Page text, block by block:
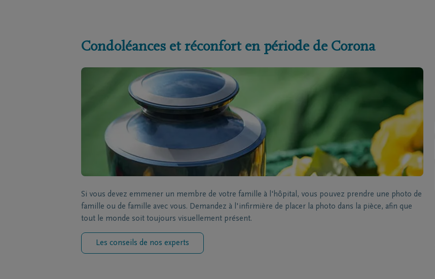
Condoléances et réconfort en période de Corona
Si vous devez emmener un membre de votre famille à l'hôpital, vous pouvez prendre une photo de
famille ou de famille avec vous. Demandez à l'infirmière de placer la photo dans la pièce, afin que
tout le monde soit toujours visuellement présent.
Les conseils de nos experts